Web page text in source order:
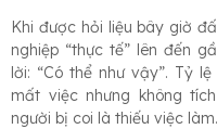
Khi được hỏi liệu bây giờ
nghiệp “thực tế” lên đến
lời: “Có thể như vậy”. Tỷ
mất việc nhưng không
người bị coi là thiếu việc làm.